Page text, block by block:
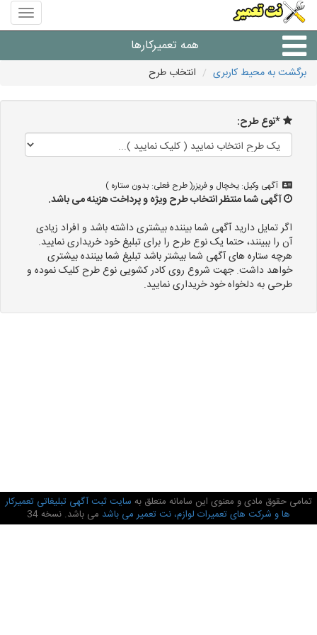
منوی
سایت
تعمیر
همه تعمیرکارها
برگشت به محیط کاربری انتخاب طرح
*نوع طرح:
آگهی وکیل: یخچال و فریزر( طرح فعلی: بدون ستاره )
آگهی شما منتظر انتخاب طرح ویژه و پرداخت هزینه می باشد.
اگر تمایل دارید آگهی شما بیننده بیشتری داشته باشد و افراد زیادی
آن را ببینند، حتما یک نوع طرح را برای تبلیغ خود خریداری نمایید.
هرچه ستاره های آگهی شما بیشتر باشد تبلیغ شما بیننده بیشتری
خواهد داشت. جهت شروع روی کادر کشویی نوع طرح کلیک نموده و
طرحی به دلخواه خود خریداری نمایید.
تمامی حقوق مادی و معنوی این سامانه متعلق به سایت ثبت آگهی تبلیغاتی تعمیرکار
ها و شرکت های تعمیرات لوازم، نت تعمیر می باشد می باشد. نسخه 34